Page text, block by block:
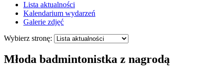
Lista aktualności
Kalendarium wydarzeń
Galerie zdjęć
Wybierz stronę:
Młoda badmintonistka z nagrodą